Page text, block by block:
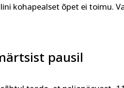
kohapealset õpet ei toimu.
pausil